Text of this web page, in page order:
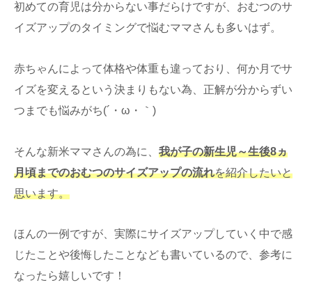
初めての育児は分からない事だらけですが、おむつのサ
イズアップのタイミングで悩むママさんも多いはず。
赤ちゃんによって体格や体重も違っており、何か月でサ
イズを変えるという決まりもない為、正解が分からずい
つまでも悩みがち(´・ω・｀)
そんな新米ママさんの為に、 我が子の新生児～生後8ヵ
月頃までのおむつのサイズアップの流れを紹介したいと
思います。
ほんの一例ですが、実際にサイズアップしていく中で感
じたことや後悔したことなども書いているので、参考に
なったら嬉しいです！